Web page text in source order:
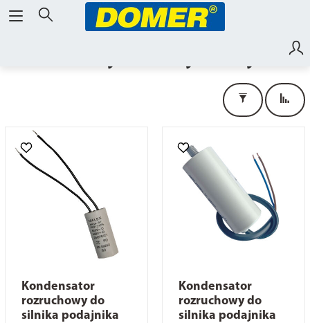
Kondensator
rozruchowy do
silnika podajnika
Kondensator
rozruchowy do
silnika podajnika